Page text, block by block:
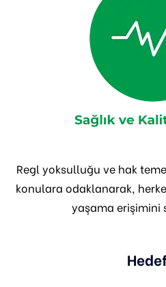
Regl yoksulluğu ve hak
konulara odaklanarak,
yaşama erişimini